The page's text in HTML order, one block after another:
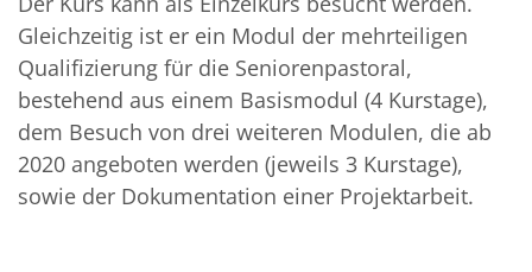
Gleichzeitig ist er ein Modul der mehrteiligen
Qualifizierung für die Seniorenpastoral,
bestehend aus einem Basismodul (4 Kurstage),
dem Besuch von drei weiteren Modulen, die ab
2020 angeboten werden (jeweils 3 Kurstage),
sowie der Dokumentation einer Projektarbeit.